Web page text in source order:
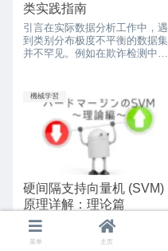
类实践指南
引言在实际数据分析工作中，遇
到类别分布极度不平衡的数据集
并不罕见。例如在欺诈检测中不
率低于1%，在医疗...
機械学習
硬间隔支持向量机 (SVM)
原理详解：理论篇
前言 支持向量机（SVM）是一
种用于模式识别的监督式机器学
菜单 主页